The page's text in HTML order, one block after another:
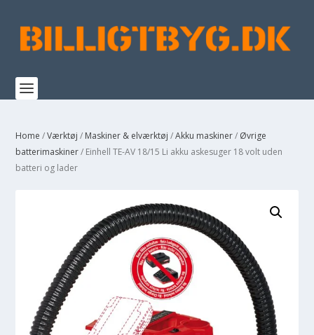
Home /Værktøj / Maskiner & elværktøj /Akku maskiner/ Øvrige
batterimaskiner/ Einhell TE-AV 18/15 Li akku askesuger 18 volt uden
batteri og lader